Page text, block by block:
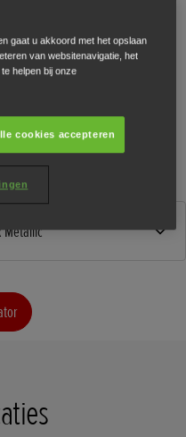
Metallic
gaat u akkoord met het opslaan
van websitenavigatie, het
helpen bij onze
cookies accepteren